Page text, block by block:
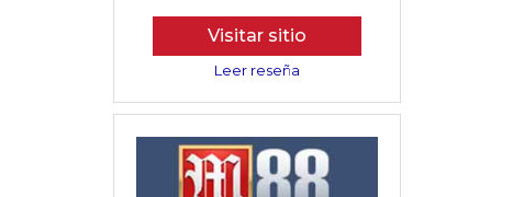
Visitar sitio
Leer reseña